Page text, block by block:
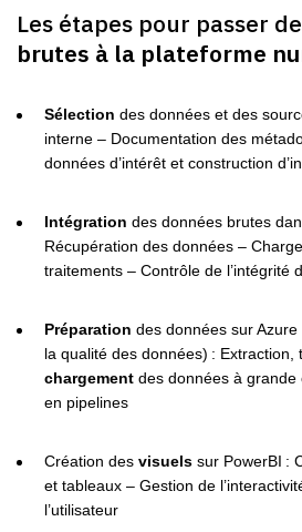
Les étapes pour passer
brutes à la plateforme
Sélection des données et des
interne – Documentation des
données d’intérêt et construction
Intégration des données brutes
Récupération des données –
traitements – Contrôle de l’intégrité
Préparation des données sur
la qualité des données) : Extraction,
chargement des données à grande
en pipelines
Création des visuels sur PowerBI :
et tableaux – Gestion de
l’utilisateur